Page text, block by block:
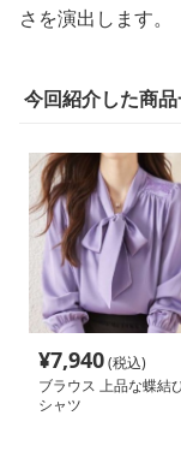
さを演出します。
今回紹介した商
¥7,940(税込)
ブラウス 上品な蝶結
シャツ